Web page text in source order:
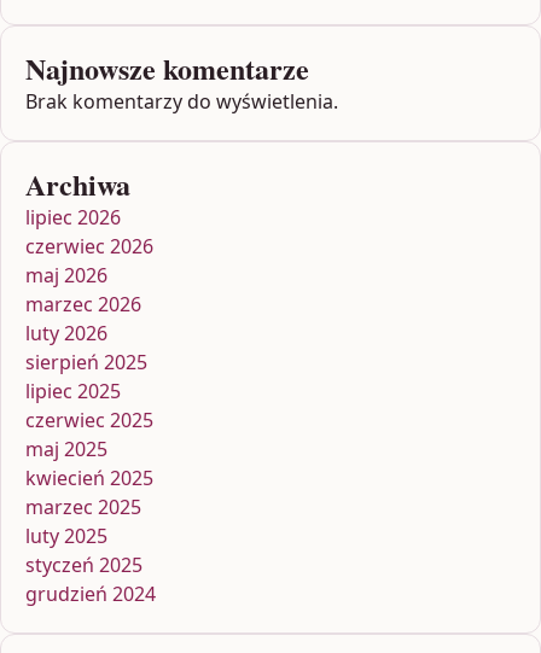
Najnowsze komentarze
Brak komentarzy do wyświetlenia.
Archiwa
lipiec 2026
czerwiec 2026
maj 2026
marzec 2026
luty 2026
sierpień 2025
lipiec 2025
czerwiec 2025
maj 2025
kwiecień 2025
marzec 2025
luty 2025
styczeń 2025
grudzień 2024